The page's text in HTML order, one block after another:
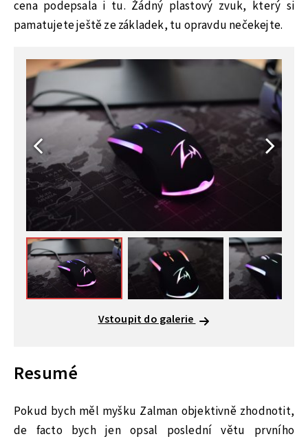
cena podepsala i tu. Žádný plastový zvuk, který si
pamatujete ještě ze základek, tu opravdu nečekejte.
Vstoupit do galerie
Resumé
Pokud bych měl myšku Zalman objektivně zhodnotit,
de facto bych jen opsal poslední větu prvního